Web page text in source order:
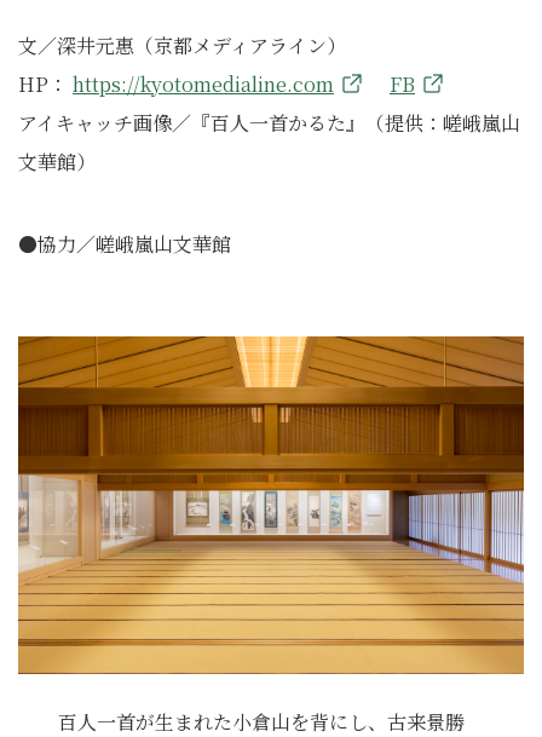
文／深井元惠（京都メディアライン）
HP： https://kyotomedialine.com
FB
アイキャッチ画像／『百人一首かるた』（提供：嵯峨嵐山
文華館）
●協力／嵯峨嵐山文華館
百人一首が生まれた小倉山を背にし、古来景勝